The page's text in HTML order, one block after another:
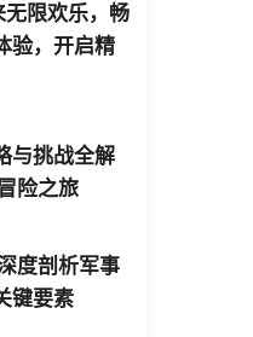
限欢乐，畅
验，开启精
与挑战全解
险之旅
度剖析军事
键要素